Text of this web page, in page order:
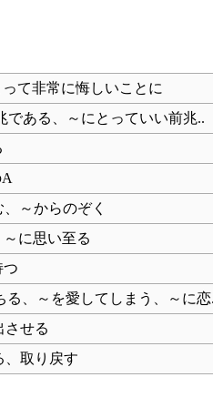
て非常に悔しいことに
ある、～にとっていい前兆..
～からのぞく
に思い至る
つ
る、～を愛してしまう、～に恋
させる
、取り戻す